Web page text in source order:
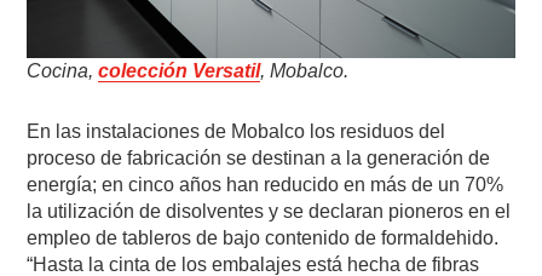
Cocina,colección Versatil, Mobalco.
En las instalaciones de Mobalco los residuos del
proceso de fabricación se destinan a la generación de
energía; en cinco años han reducido en más de un 70%
la utilización de disolventes y se declaran pioneros en el
empleo de tableros de bajo contenido de formaldehido.
“Hasta la cinta de los embalajes está hecha de fibras